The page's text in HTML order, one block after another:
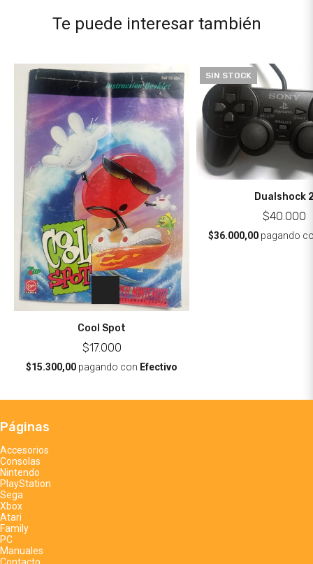
Te puede interesar también
Cool Spot
$17.000
$15.300,00 pagando con Efectivo
SIN STOCK
Dualshock
$40.000
$36.000,00 pagando
Páginas
Accesorios
Consolas
Nintendo
PlayStation
Sega
Xbox
Atari
Family
PC
Manuales
Contacto